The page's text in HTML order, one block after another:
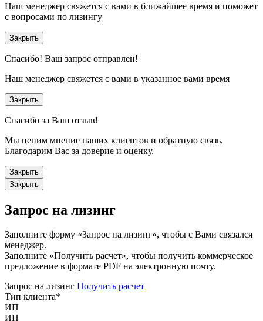
Наш менеджер свяжется с вами в ближайшее время и поможет
с вопросами по лизингу
Закрыть
Спасибо! Ваш запрос отправлен!
Наш менеджер свяжется с вами в указанное вами время
Закрыть
Спасибо за Ваш отзыв!
Мы ценим мнение наших клиентов и обратную связь.
Благодарим Вас за доверие и оценку.
Закрыть
Закрыть
Запрос на лизинг
Заполните форму «Запрос на лизинг», чтобы с Вами связался
менеджер.
Заполните «Получить расчет», чтобы получить коммерческое
предложение в формате PDF на электронную почту.
Запрос на лизинг Получить расчет
Тип клиента*
ИП
ИП